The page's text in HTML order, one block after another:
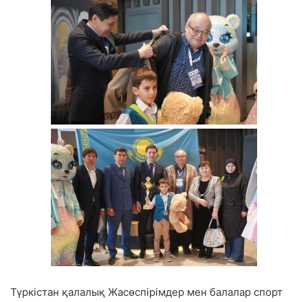
Түркістан қалалық Жасөспірімдер мен балалар спорт